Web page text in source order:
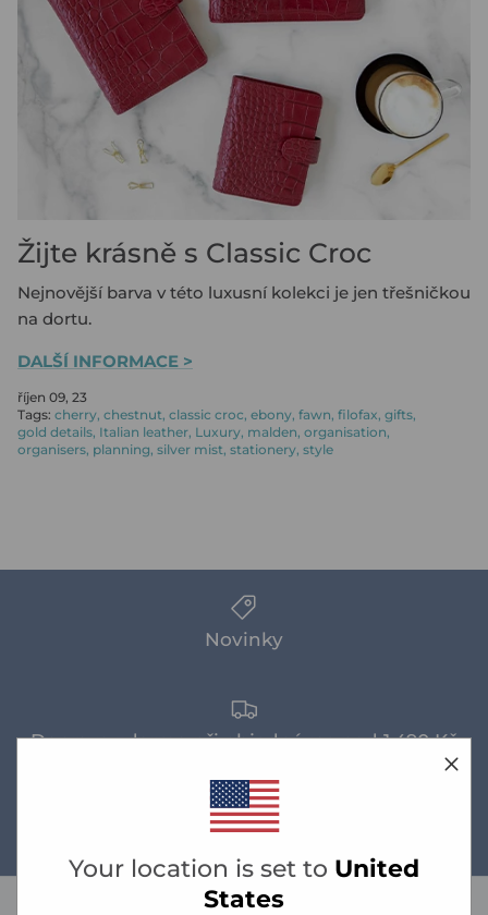
KOUPIT KOŽENÝ DIÁŘ
ROZPOČET SE SAFFIANO ZIP
PAPÍRY A PŘÍSLUŠENSTVÍ PRO
PLÁNOVAČE
KOUPIT PLÁNOVAČ
KOUPIT NÁPLŇ DO PORTFOLIA
KOUPIT NÁPLŇ DO ZÁPISNÍKU
KOUPIT ARCHIVAČNÍ POŘADAČ
Your location is set to United
States
Žijte krásně s Classic Croc
Nejnovější barva v této luxusní kolekci je jen třešničkou
na dortu.
DALŠÍ INFORMACE >
říjen 09, 23
Tags: cherry chestnut classic croc ebony fawn filofax gifts
gold details Italian leather Luxury malden organisation
organisers planning silver mist stationery style
Novinky
Doprava zdarma při objednávce nad 1.490 Kč